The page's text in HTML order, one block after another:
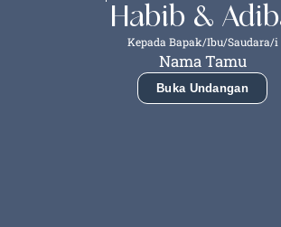
Habib &
Kepada Bapak/Ibu/Saudara/i
Nama Tamu
Buka Undangan